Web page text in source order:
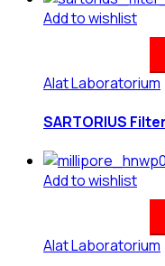
Add to wishlist
Alat Laboratorium
SARTORIUS
Add to wishlist
Alat Laboratorium